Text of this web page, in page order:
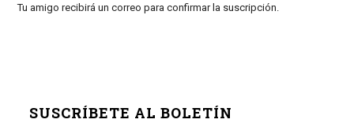
Tu amigo recibirá un correo para confirmar la suscripción.
SUSCRÍBETE AL BOLETÍN